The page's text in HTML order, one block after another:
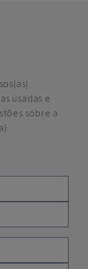
usadas e
sobre a